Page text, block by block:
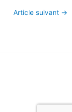
Article suivant →